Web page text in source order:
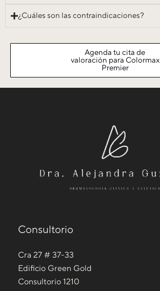
¿Cuáles son las contraindicaciones?
Agenda tu cita de
valoración para Colormax
Premier
Consultorio
Cra 27 # 37-33
Edificio Green Gold
Consultorio 1210